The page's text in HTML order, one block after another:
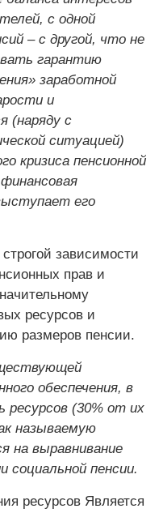
с одной
– с другой, что не
гарантию
заработной
и
(наряду с
ситуацией)
кризиса пенсионной
его
зависимости
прав и
ресурсов и
размеров пенсии.
обеспечения, в
ресурсов (30% от их
называемую
на выравнивание
социальной пенсии.
ресурсов Является